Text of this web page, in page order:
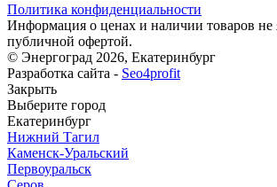
Политика конфиденциальности
Информация о ценах и наличии товаров не
публичной офертой.
© Энергоград 2026, Екатеринбург
Разработка сайта - Seo4profit
Закрыть
Выберите город
Екатеринбург
Нижний Тагил
Каменск-Уральский
Первоуральск